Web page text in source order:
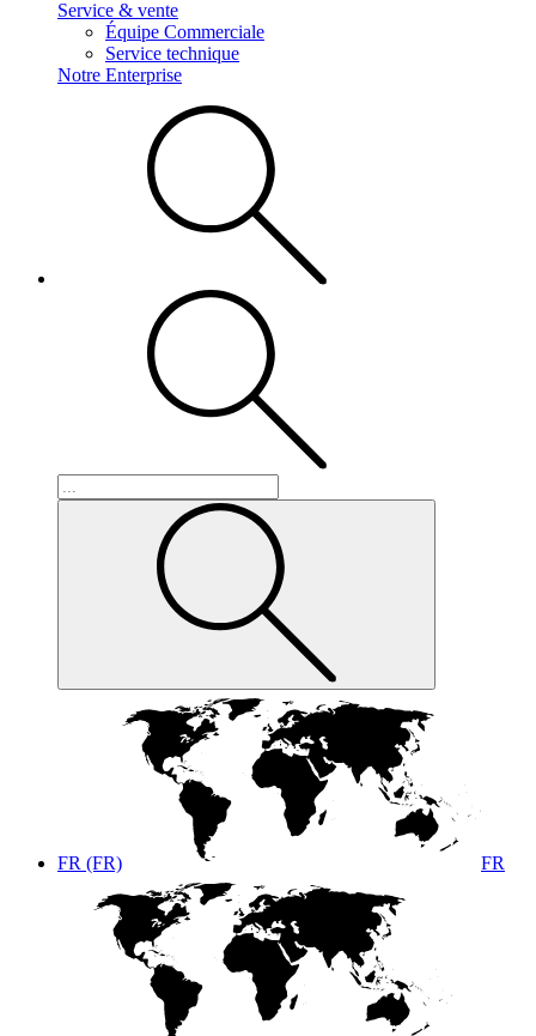
Service & vente
Équipe Commerciale
Service technique
Notre Enterprise
FR (FR) FR